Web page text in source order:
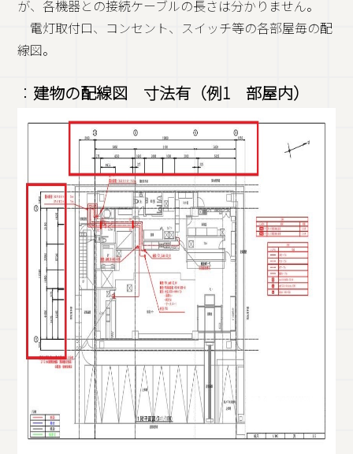
が、各機器との接続ケーブルの長さは分かりません。
電灯取付口、コンセント、スイッチ等の各部屋毎の配
線図。
： 建物の配線図 寸法有（例1 部屋内）